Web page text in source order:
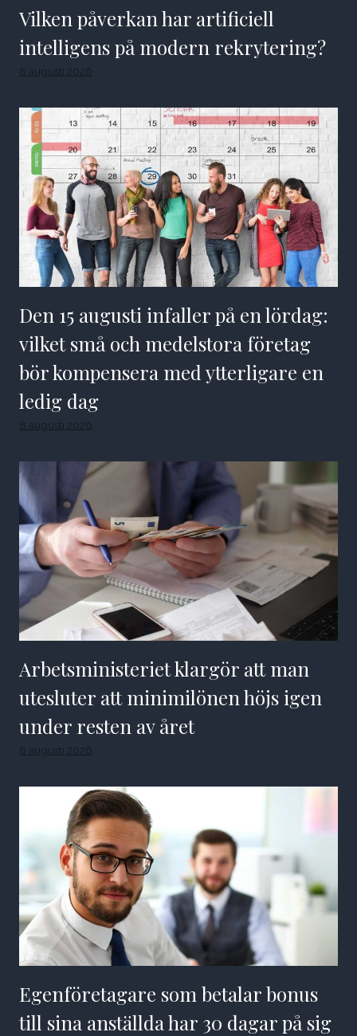
Vilken påverkan har artificiell
intelligens på modern rekrytering?
8 augusti 2026
Den 15 augusti infaller på en lördag:
vilket små och medelstora företag
bör kompensera med ytterligare en
ledig dag
8 augusti 2026
Arbetsministeriet klargör att man
utesluter att minimilönen höjs igen
under resten av året
8 augusti 2026
Egenföretagare som betalar bonus
till sina anställda har 30 dagar på sig